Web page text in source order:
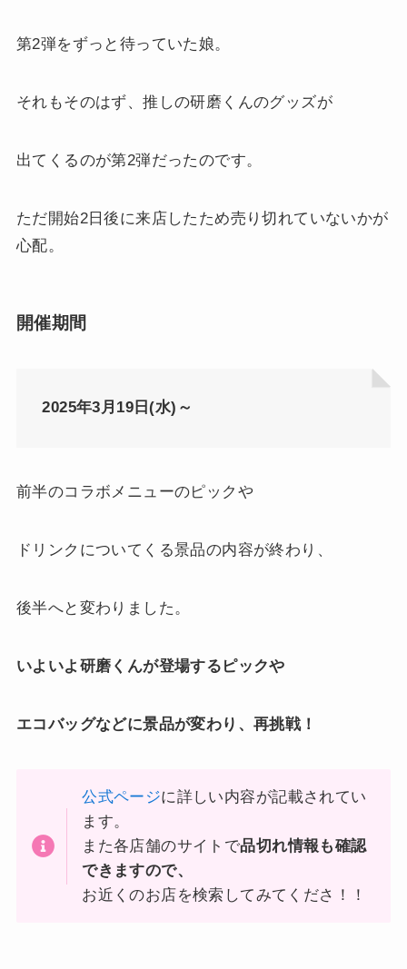
第2弾をずっと待っていた娘。
それもそのはず、推しの研磨くんのグッズが
出てくるのが第2弾だったのです。
ただ開始2日後に来店したため売り切れていないかが
心配。
開催期間
2025年3月19日(水)～
前半のコラボメニューのピックや
ドリンクについてくる景品の内容が終わり、
後半へと変わりました。
いよいよ研磨くんが登場するピックや
エコバッグなどに景品が変わり、再挑戦！
公式ページに詳しい内容が記載されてい
ます。
また各店舗のサイトで品切れ情報も確認
できますので、
お近くのお店を検索してみてくださ！！